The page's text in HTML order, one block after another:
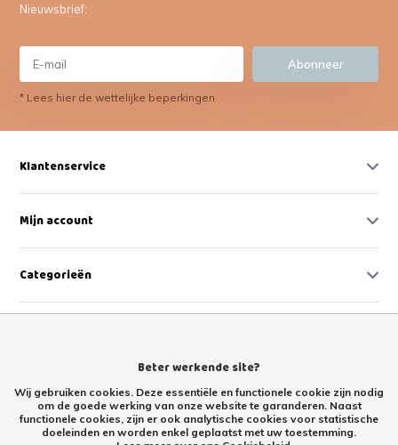
Nieuwsbrief:
Abonneer
* Lees hier de wettelijke beperkingen
Klantenservice
Mijn account
Categorieën
Beter werkende site?
Wij gebruiken cookies. Deze essentiële en functionele cookie zijn nodig
om de goede werking van onze website te garanderen. Naast
functionele cookies, zijn er ook analytische cookies voor statistische
doeleinden en worden enkel geplaatst met uw toestemming.